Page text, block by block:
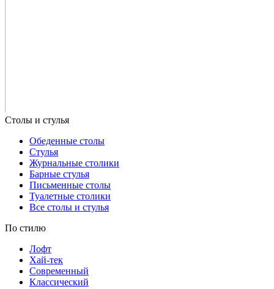
Обеденные столы
Стулья
Журнальные столики
Барные стулья
Письменные столы
Туалетные столики